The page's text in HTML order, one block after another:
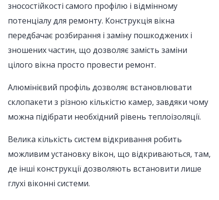
зносостійкості самого профілю і відмінному
потенціалу для ремонту. Конструкція вікна
передбачає розбирання і заміну пошкоджених і
зношених частин, що дозволяє замість заміни
цілого вікна просто провести ремонт.
Алюмінієвий профіль дозволяє встановлювати
склопакети з різною кількістю камер, завдяки чому
можна підібрати необхідний рівень теплоізоляції.
Велика кількість систем відкривання робить
можливим установку вікон, що відкриваються, там,
де інші конструкції дозволяють встановити лише
глухі віконні системи.